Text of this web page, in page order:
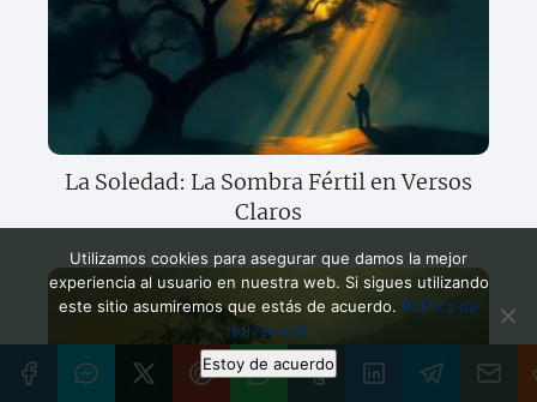
La Soledad: La Sombra Fértil en Versos
Claros
Utilizamos cookies para asegurar que damos la mejor
experiencia al usuario en nuestra web. Si sigues utilizando
este sitio asumiremos que estás de acuerdo. Política de
privacidad
Estoy de acuerdo